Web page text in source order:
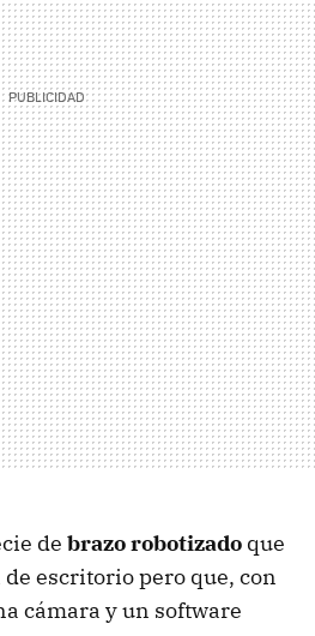
de brazo robotizado que
escritorio pero que, con
cámara y un software